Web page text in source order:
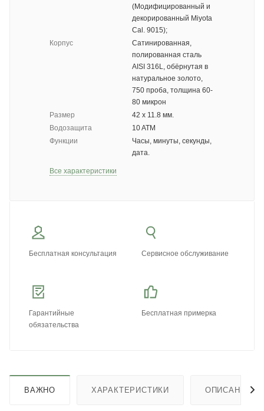
(Модифицированный и
декорированный Miyota
Cal. 9015);
Корпус
Сатинированная,
полированная сталь
AISI 316L, обёрнутая в
натуральное золото,
750 проба, толщина 60-
80 микрон
Размер
42 х 11.8 мм.
Водозащита
10 ATM
Функции
Часы, минуты, секунды,
дата.
Все характеристики
Бесплатная консультация Сервисное обслуживание
Гарантийные
обязательства
Бесплатная примерка
ВАЖНО ХАРАКТЕРИСТИКИ ОПИСАНИЕ